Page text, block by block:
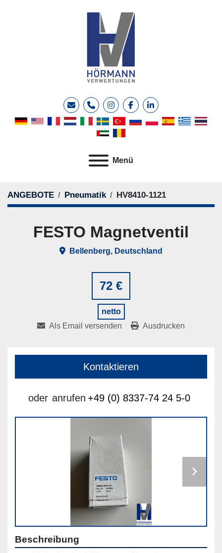
E-MailTelefoninstagramfacebooklinkedin
Menü
ANGEBOTE Pneumatik HV8410-1121
72 €
netto
FESTO Magnetventil
Bellenberg, Deutschland
Als Email versenden Ausdrucken
Kontaktieren
oder anrufen +49 (0) 8337-74 24 5-0
Beschreibung